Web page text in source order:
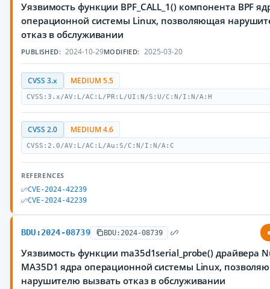
Уязвимость функции BPF_CALL_1() компонента BPF
операционной системы Linux, позволяющая
отказ в обслуживании
PUBLISHED: 2024-10-29MODIFIED: 2025-03-20
CVSS 3.x MEDIUM 5.5
CVSS:3.x/AV:L/AC:L/PR:L/UI:N/S:U/C:N/I:N/A:H
CVSS 2.0 MEDIUM 4.6
CVSS:2.0/AV:L/AC:L/Au:S/C:N/I:N/A:C
REFERENCES
CVE-2024-42239
CVE-2024-42239
BDU:2024-08739 BDU:2024-08739
Уязвимость функции ma35d1serial_probe() драйвера
MA35D1 ядра операционной системы Linux,
нарушителю вызвать отказ в обслуживании